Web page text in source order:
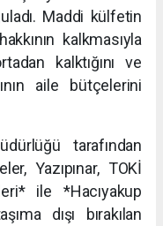
Maddi külfetin
kalkmasıyla
kalktığını ve
aile bütçelerini
tarafından
Yazıpınar, TOKİ
ile *Hacıyakup
dışı bırakılan